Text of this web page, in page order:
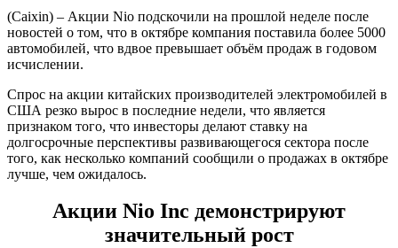
(Caixin) – Акции Nio подскочили на прошлой неделе после
новостей о том, что в октябре компания поставила более 5000
автомобилей, что вдвое превышает объём продаж в годовом
исчислении.
Спрос на акции китайских производителей электромобилей в
США резко вырос в последние недели, что является
признаком того, что инвесторы делают ставку на
долгосрочные перспективы развивающегося сектора после
того, как несколько компаний сообщили о продажах в октябре
лучше, чем ожидалось.
Акции Nio Inc демонстрируют
значительный рост